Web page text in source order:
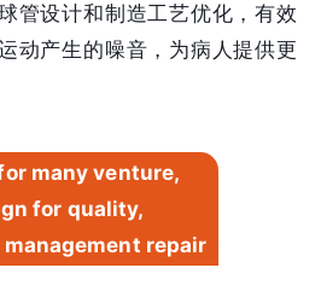
管设计和制造工艺优化，有效
动产生的噪音，为病人提供更
many venture,
for quality,
repair